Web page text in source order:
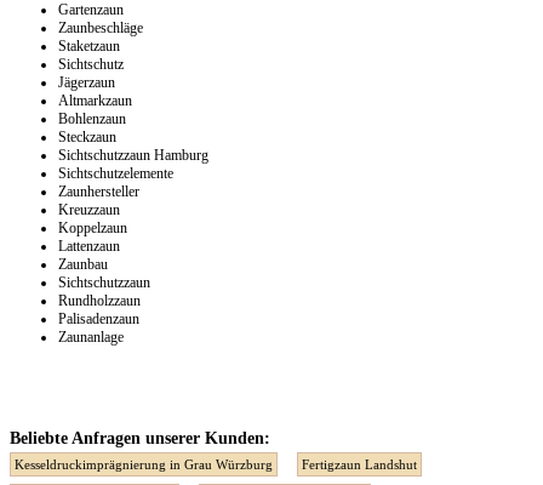
Gartenzaun
Zaunbeschläge
Staketzaun
Sichtschutz
Jägerzaun
Altmarkzaun
Bohlenzaun
Steckzaun
Sichtschutzzaun Hamburg
Sichtschutzelemente
Zaunhersteller
Kreuzzaun
Koppelzaun
Lattenzaun
Zaunbau
Sichtschutzzaun
Rundholzzaun
Palisadenzaun
Zaunanlage
Beliebte Anfragen unserer Kunden:
Kesseldruckimprägnierung in Grau Würzburg Fertigzaun Landshut